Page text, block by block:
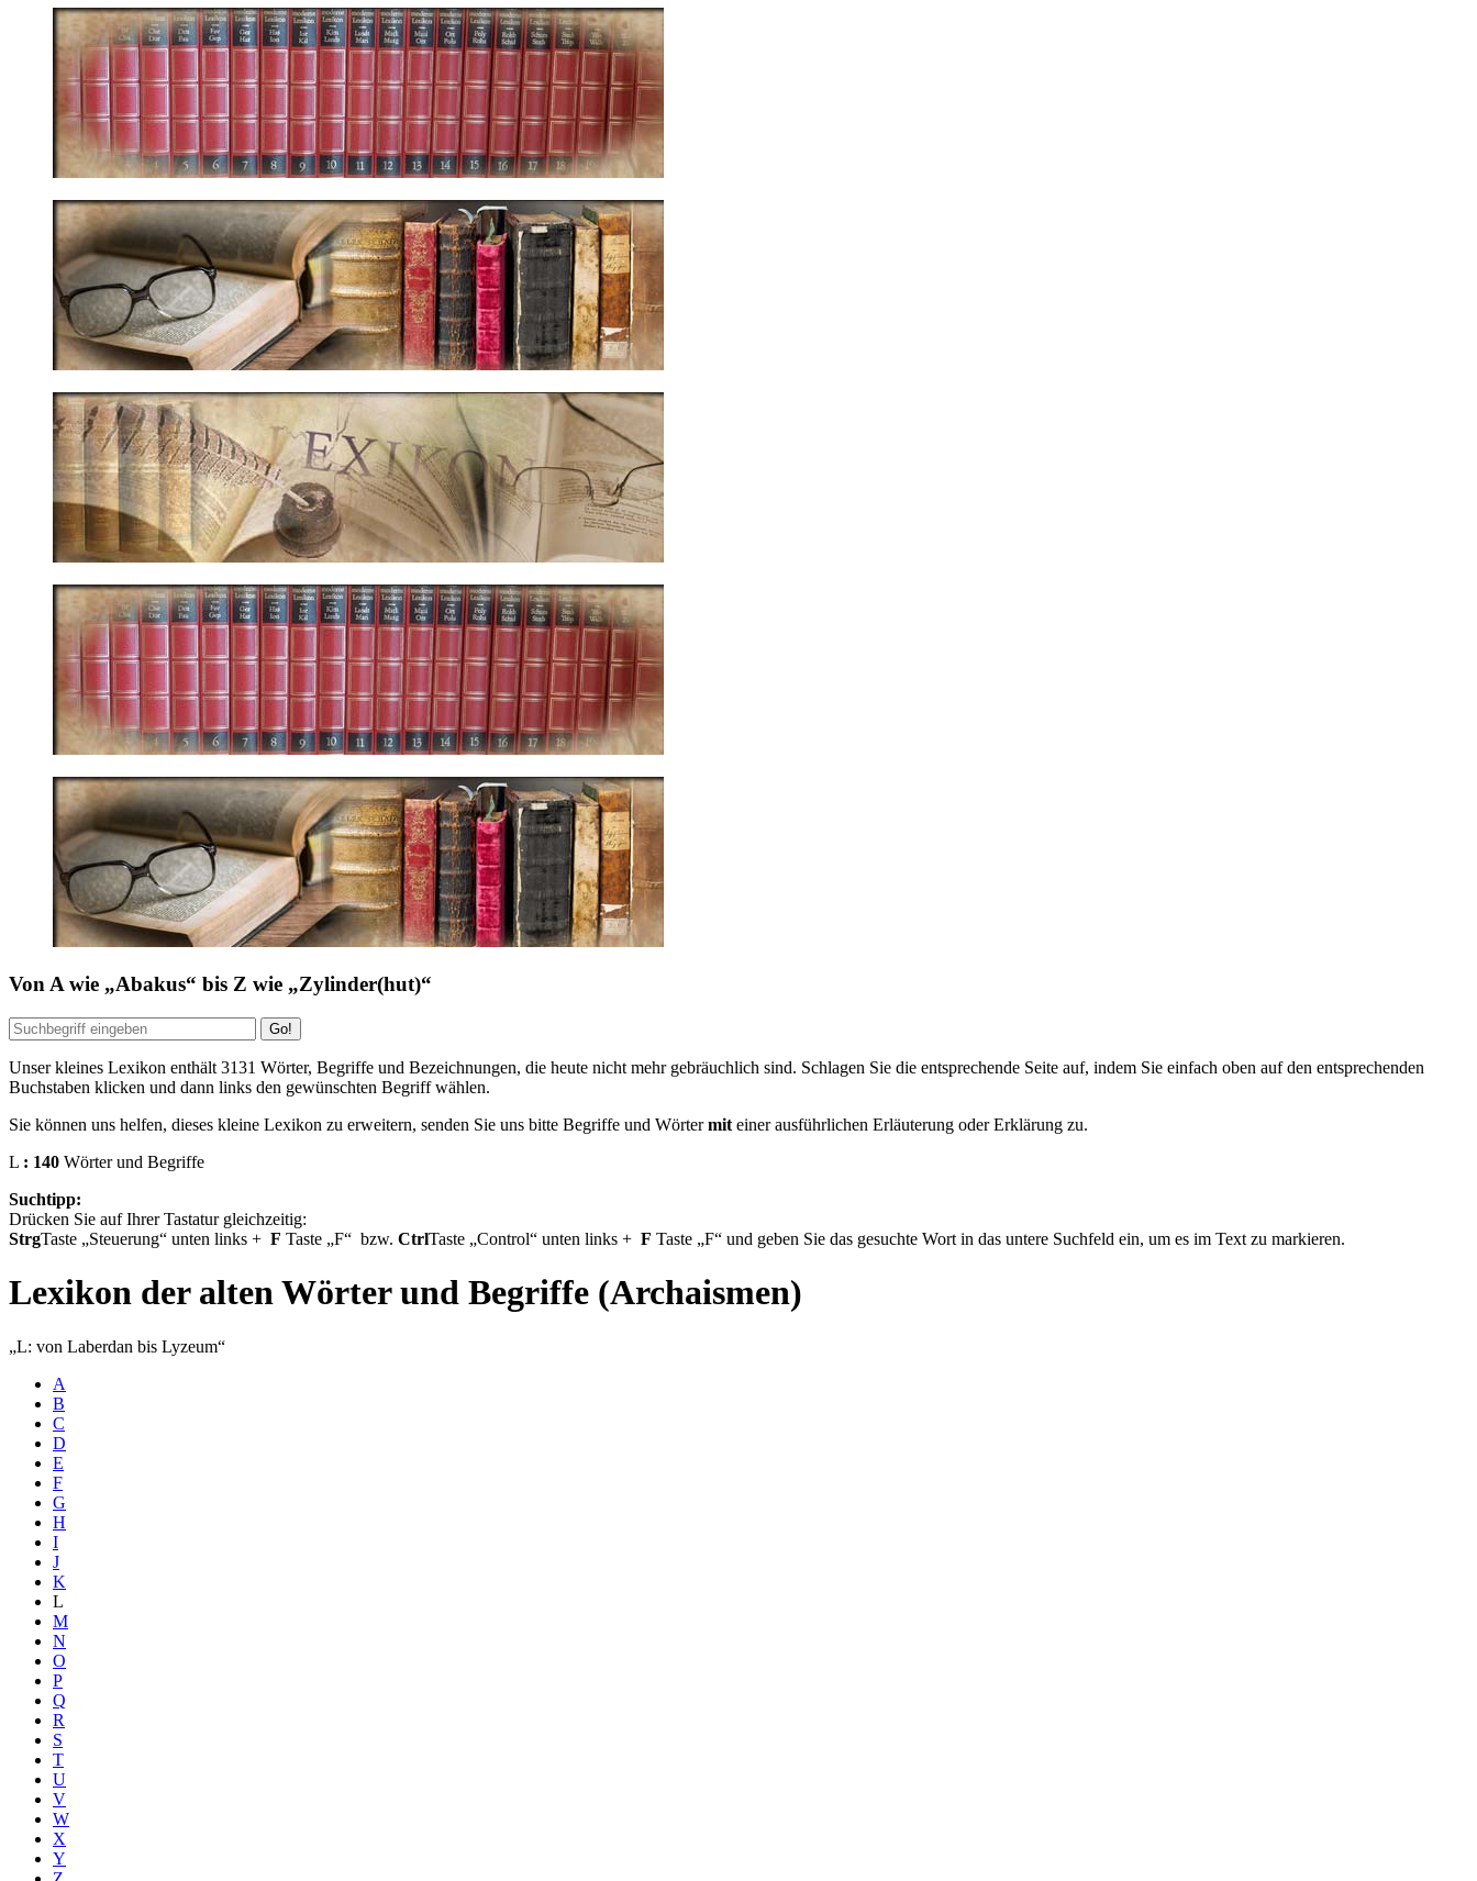
Von A wie Abakus bis Z wie Zylinder(hut)
Unser kleines Lexikon enthält 3131 Wörter, Begriffe und Bezeichnungen, die heute nicht mehr gebräuchlich sind. Schlagen Sie die entsprechende Seite auf, indem Sie einfach oben auf den entsprechenden
Buchstaben klicken und dann links den gewünschten Begriff wählen.
Sie können uns helfen, dieses kleine Lexikon zu erweitern, senden Sie uns bitte Begriffe und Wörtermit einer ausführlichen Erläuterung oder Erklärung zu.
L : 140 Wörter und Begriffe
Suchtipp:
Drücken Sie auf Ihrer Tastatur gleichzeitig:
StrgTaste Steuerung unten links + F Taste F bzw. CtrlTaste Control unten links + F Taste F und geben Sie das gesuchte Wort in das untere Suchfeld ein, um es im Text zu markieren.
Lexikon der alten Wörter und Begriffe (Archaismen)
L: von Laberdan bis Lyzeum
A
B
C
D
E
F
G
H
I
J
K
L
M
N
O
P
Q
R
S
T
U
V
W
X
Y